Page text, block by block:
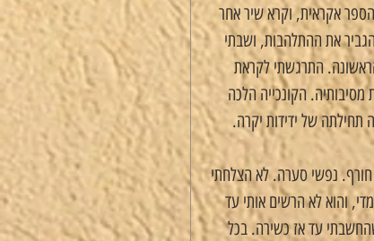
הספר אקראית, וקרא שיר אחר
את ההתלהבות, ושבתי
התרגשתי לקראת
מסיבותיה. הקונכייה הלכה
תחילתה של ידידות יקרה.
חורף. נפשי סערה. לא הצלחתי
והוא לא הרשים אותי עד
עד אז כשירה. בכל